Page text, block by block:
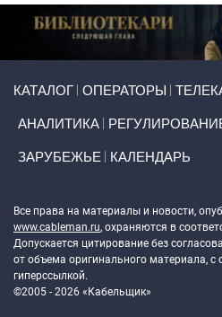
КАТАЛОГ ОПЕРАТОРЫ
АНАЛИТИКА
ЗАРУБЕЖЬЕ КАЛЕНДАРЬ
Все права на материалы и новости,
www.cableman.ru, охраняются в
Допускается цитирование без
от объема оригинального материала, с
гиперссылкой.
©2005 - 2026 «Кабельщик»